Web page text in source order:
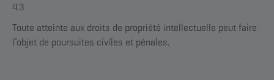
4.3
Toute atteinte aux droits de propriété intellectuelle peut faire
l’objet de poursuites civiles et pénales.